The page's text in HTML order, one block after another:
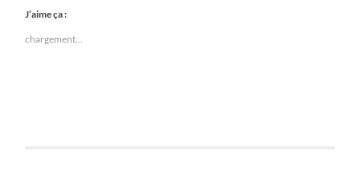
J’aime ça :
chargement…